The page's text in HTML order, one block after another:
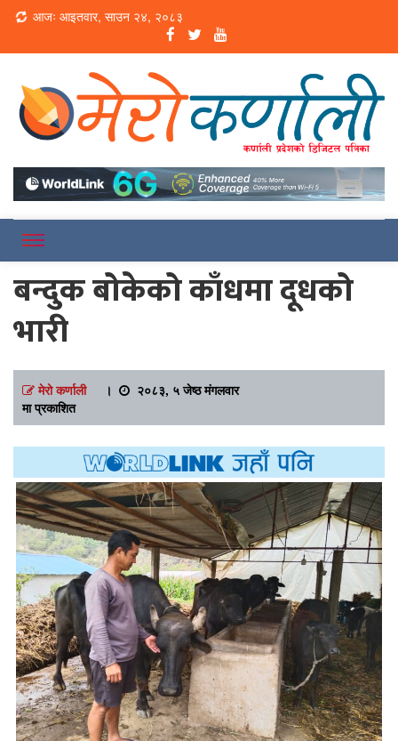
Loading...
आजः आइतवार, साउन २४, २०८३
Merokarnali
बन्दुक बोकेको काँधमा दूधको
भारी
मेरो कर्णाली।
२०८३, ५ जेष्ठ मंगलवार
मा प्रकाशित